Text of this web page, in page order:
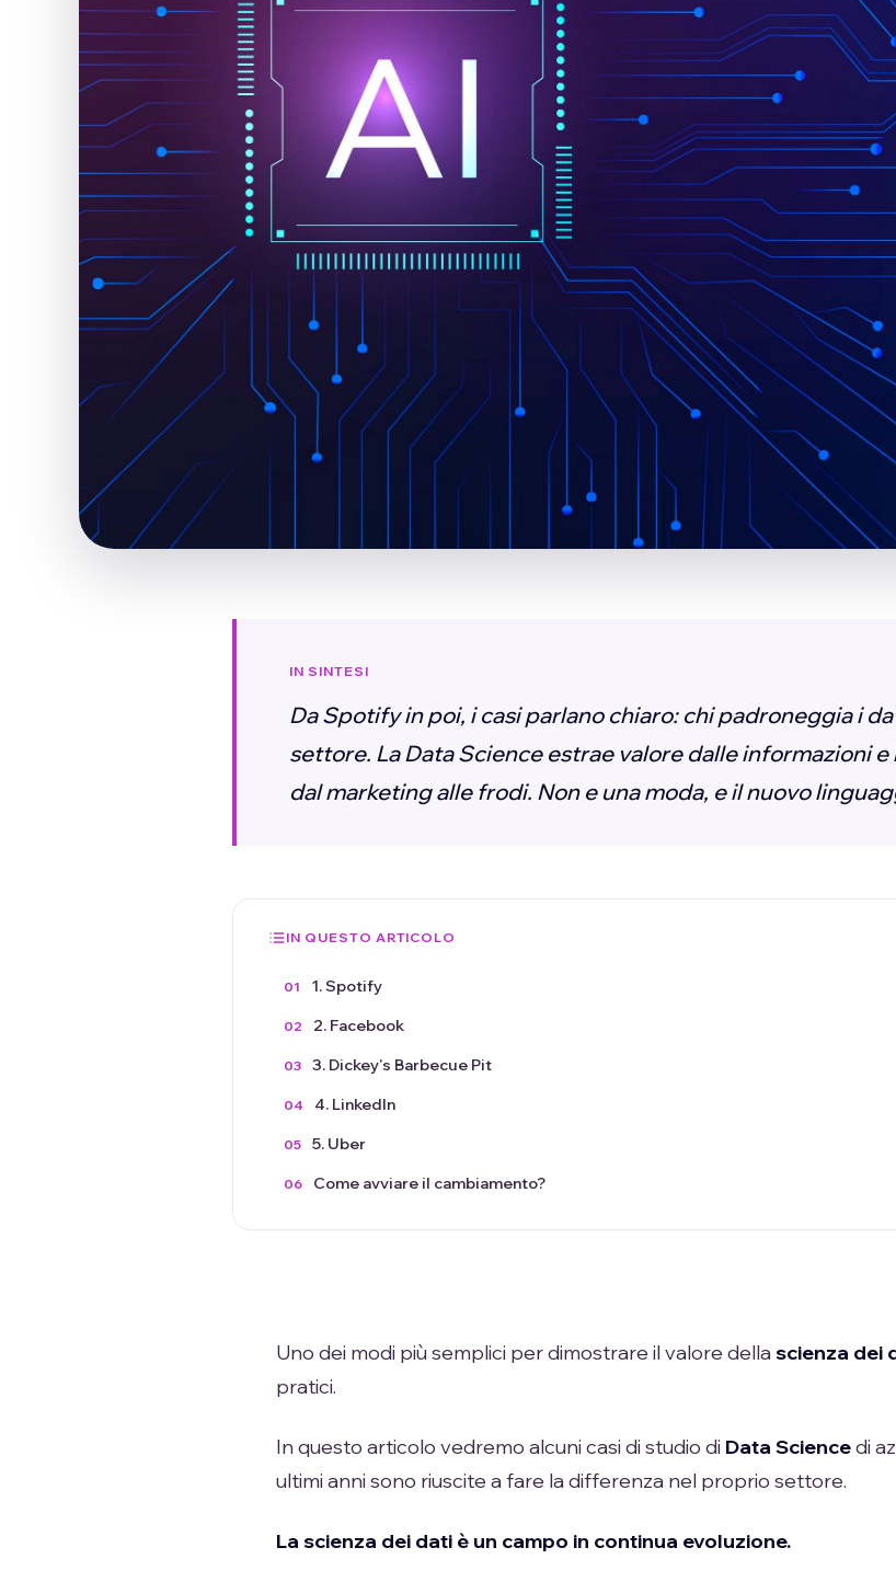
IN SINTESI
Da Spotify in poi, i casi parlano chiaro: chi padroneggia i
settore. La Data Science estrae valore dalle informazioni
dal marketing alle frodi. Non e una moda, e il nuovo
IN QUESTO ARTICOLO
1. Spotify
2. Facebook
3. Dickey's Barbecue Pit
4. LinkedIn
5. Uber
Come avviare il cambiamento?
Uno dei modi più semplici per dimostrare il valore dellascienza dei
pratici.
In questo articolo vedremo alcuni casi di studio di Data Sciencedi
ultimi anni sono riuscite a fare la differenza nel proprio settore.
La scienza dei dati è un campo in continua evoluzione.